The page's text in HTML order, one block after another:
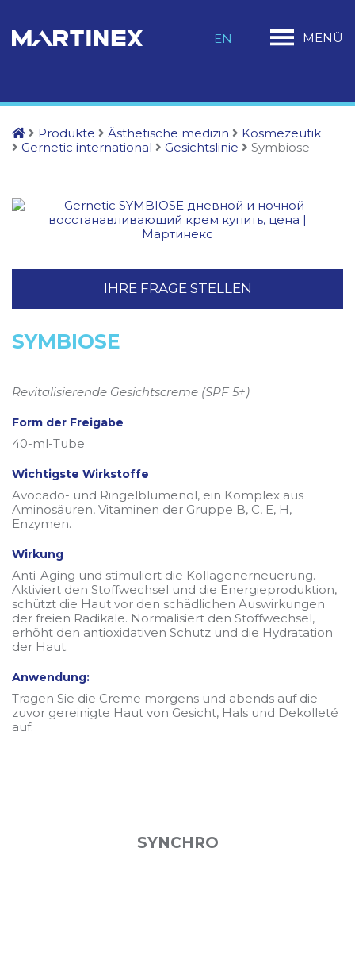
EN MENÜ
Produkte Ästhetische medizin
Kosmezeutik
Gernetic international
Gesichtslinie Symbiose
IHRE FRAGE STELLEN
SYMBIOSE
Revitalisierende Gesichtscreme (SPF 5+)
Form der Freigabe
40-ml-Tube
Wichtigste Wirkstoffe
Avocado- und Ringelblumenöl, ein Komplex aus
Aminosäuren, Vitaminen der Gruppe B, C, E, H,
Enzymen.
Wirkung
Anti-Aging und stimuliert die Kollagenerneuerung.
Aktiviert den Stoffwechsel und die Energieproduktion,
schützt die Haut vor den schädlichen Auswirkungen
der freien Radikale. Normalisiert den Stoffwechsel,
erhöht den antioxidativen Schutz und die Hydratation
der Haut.
Anwendung:
Tragen Sie die Creme morgens und abends auf die
zuvor gereinigte Haut von Gesicht, Hals und Dekolleté
auf.
SYNCHRO